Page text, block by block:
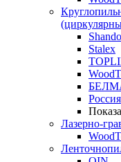
Stalex
Россия
Лазерно-